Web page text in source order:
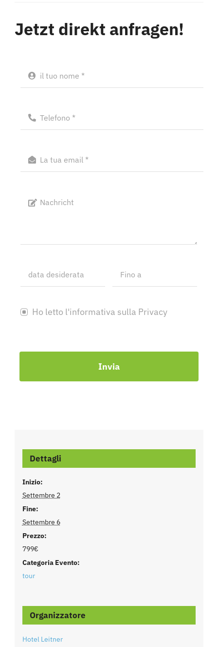
Jetzt direkt anfragen!
Ho letto l'informativa sulla Privacy
Invia
Dettagli
Inizio:
Settembre 2
Fine:
Settembre 6
Prezzo:
799€
Categoria Evento:
tour
Organizzatore
Hotel Leitner